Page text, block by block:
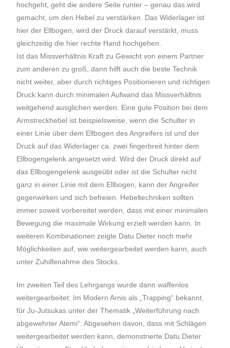
hochgeht, geht die andere Seite runter – genau das wird
gemacht, um den Hebel zu verstärken. Das Widerlager ist
hier der Ellbogen, wird der Druck darauf verstärkt, muss
gleichzeitig die hier rechte Hand hochgehen.
Ist das Missverhältnis Kraft zu Gewicht von einem Partner
zum anderen zu groß, dann hilft auch die beste Technik
nicht weiter, aber durch richtiges Positionieren und richtigen
Druck kann durch minimalen Aufwand das Missverhältnis
weitgehend ausglichen werden. Eine gute Position bei dem
Armstreckhebel ist beispielsweise, wenn die Schulter in
einer Linie über dem Ellbogen des Angreifers ist und der
Druck auf das Widerlager ca. zwei fingerbreit hinter dem
Ellbogengelenk angesetzt wird. Wird der Druck direkt auf
das Ellbogengelenk ausgeübt oder ist die Schulter nicht
ganz in einer Linie mit dem Ellbogen, kann der Angreifer
gegenwirken und sich befreien. Hebeltechniken sollten
immer soweit vorbereitet werden, dass mit einer minimalen
Bewegung die maximale Wirkung erzielt werden kann. In
weiteren Kombinationen zeigte Datu Dieter noch mehr
Möglichkeiten auf, wie weitergearbeitet werden kann, auch
unter Zuhilfenahme des Stocks.
Im zweiten Teil des Lehrgangs wurde dann waffenlos
weitergearbeitet: Im Modern Arnis als „Trapping“ bekannt,
für Ju-Jutsukas unter der Thematik „Weiterführung nach
abgewehrter Atemi“. Abgesehen davon, dass mit Schlägen
weitergearbeitet werden kann, demonstrierte Datu Dieter